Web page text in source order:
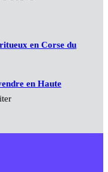
en Corse du
en Haute